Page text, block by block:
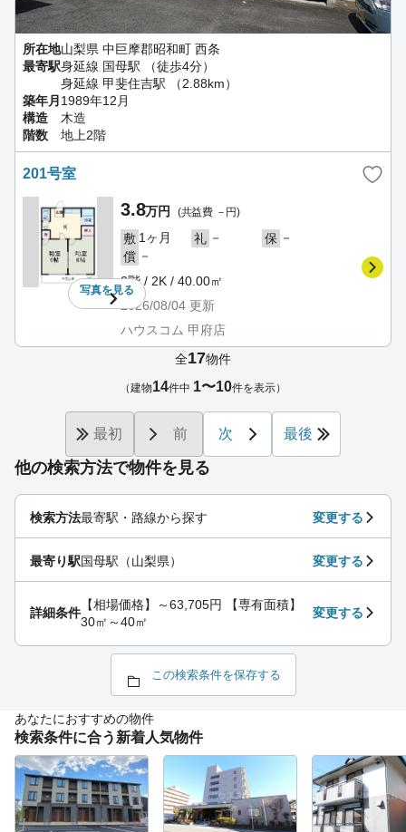
所在地山梨県 中巨摩郡昭和町 西条
最寄駅身延線 国母駅 （徒歩4分）
身延線 甲斐住吉駅 （2.88km）
築年月 1989年12月
構造
木造
階数
地上2階
201号室
写真を見る
3.8万円 (共益費 －円)
敷 1ヶ月 礼 － 保 －
償 －
2階 / 2K / 40.00㎡
2026/08/04 更新
ハウスコム 甲府店
他の検索方法で物件を見る
検索方法最寄駅・路線から探す 変更する
最寄り駅国母駅（山梨県） 変更する
詳細条件
【相場価格】～63,705円 【専有面積】
30㎡～40㎡
変更する
この検索条件を保存する
全17物件
（建物14件中 1〜10件を表示）
最初 前 次 最後
あなたにおすすめの物件
検索条件に合う新着人気物件